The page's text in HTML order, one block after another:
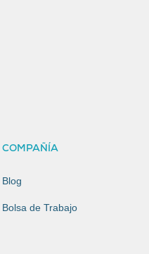
COMPAÑÍA
Blog
Bolsa de Trabajo